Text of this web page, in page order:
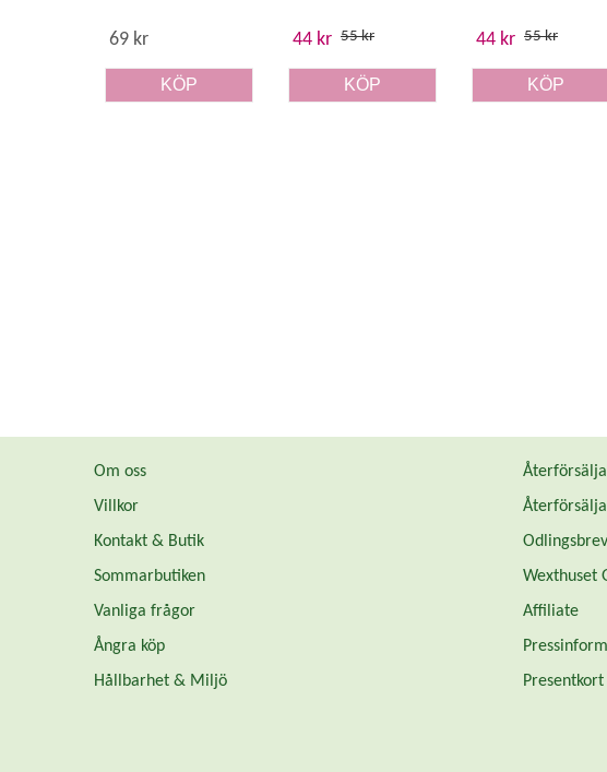
69 kr
KÖP
44 kr 55 kr
KÖP
44 kr 55 kr
KÖP
Om oss
Villkor
Kontakt & Butik
Sommarbutiken
Vanliga frågor
Ångra köp
Hållbarhet & Miljö
Odlingsbrev
Wexthuset
Affiliate
Presentkort